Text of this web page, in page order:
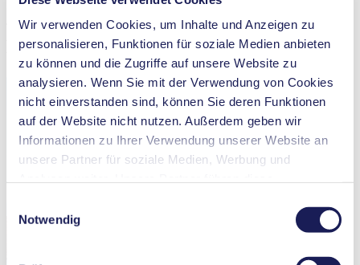
Wir verwenden Cookies, um Inhalte und Anzeigen zu
personalisieren, Funktionen für soziale Medien anbieten
zu können und die Zugriffe auf unsere Website zu
analysieren. Wenn Sie mit der Verwendung von Cookies
nicht einverstanden sind, können Sie deren Funktionen
auf der Website nicht nutzen. Außerdem geben wir
Informationen zu Ihrer Verwendung unserer Website an
unsere Partner für soziale Medien, Werbung und
zusammen, die Sie ihnen bereitgestellt haben oder die
sie im Rahmen Ihrer Nutzung der Dienste gesammelt
haben. Sie können Ihre Einwilligung jederzeit widerrufen,
Notwendig
Türen. Es ist Treiber und Innovationsmotor aller digitalen Projekte
von KNF. Dabei liegt der Fokus insbesondere auf dem digitalen
Wandel innerhalb der KNF Gruppe.